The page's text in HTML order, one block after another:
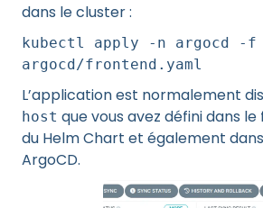
dans le cluster :
kubectl apply -n argocd -f
argocd/frontend.yaml
L’application est normalement
host que vous avez défini dans
du Helm Chart et également
ArgoCD.